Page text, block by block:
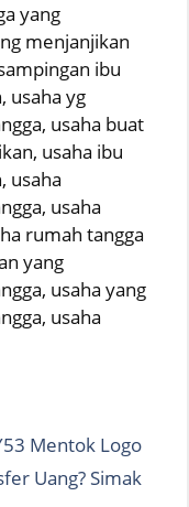
yang
menjanjikan
ibu
usaha yg
usaha buat
usaha ibu
usaha
usaha
rumah tangga
yang
usaha yang
usaha
Mentok Logo
Uang? Simak